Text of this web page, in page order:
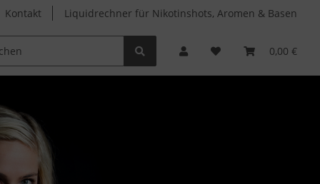
Kontakt Liquidrechner für Nikotinshots, Aromen & Basen
0,00 €
Clearomizer Verdampferköpfe Zubehör